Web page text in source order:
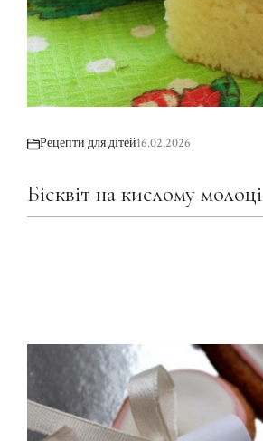
Рецепти для дітей16.02.2026
Бісквіт на кислому молоці